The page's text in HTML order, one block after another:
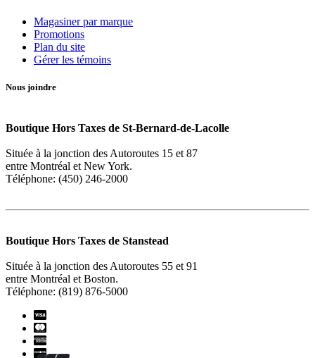
Magasiner par marque
Promotions
Plan du site
Gérer les témoins
Nous joindre
Boutique Hors Taxes de St-Bernard-de-Lacolle
Située à la jonction des Autoroutes 15 et 87
entre Montréal et New York.
Téléphone: (450) 246-2000
Boutique Hors Taxes de Stanstead
Située à la jonction des Autoroutes 55 et 91
entre Montréal et Boston.
Téléphone: (819) 876-5000